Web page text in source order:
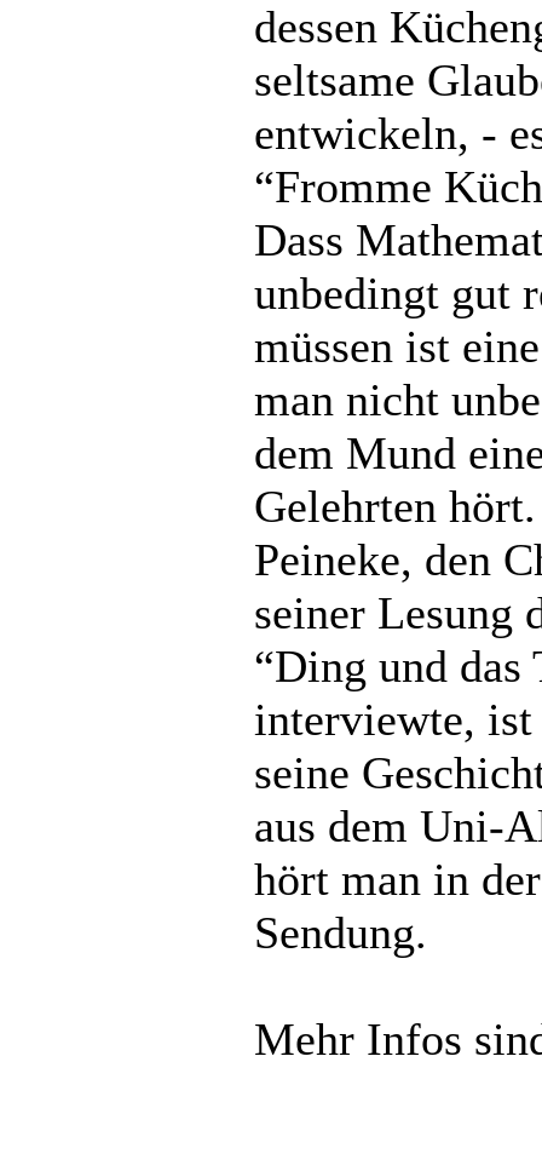
dessen
seltsame
entwickeln, -
“Fromme
Dass
unbedingt gut
müssen ist
man nicht
dem Mund
Gelehrten
Peineke, den
seiner Lesung
“Ding und das
interviewte,
seine
aus dem Uni-
hört man in
Sendung.
Mehr Infos